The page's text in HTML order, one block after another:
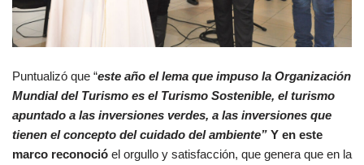
Puntualizó que “este año el lema que impuso la Organización
Mundial del Turismo es el Turismo Sostenible, el turismo
apuntado a las inversiones verdes, a las inversiones que
tienen el concepto del cuidado del ambiente” Y en este
marco reconoció el orgullo y satisfacción, que genera que en la